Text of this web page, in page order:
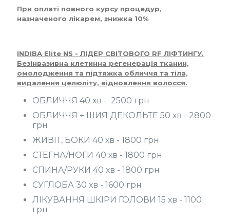
При оплаті повного курсу процедур,
назначеного лікарем, знижка 10%
INDIBA Elite NS - ЛІДЕР СВІТОВОГО RF ЛІФТИНГУ.
Безінвазивна клетинна регенерація тканин,
омолодження та підтяжка обличчя та тіла,
видалення целюліту, відновлення волосся.
ОБЛИЧЧЯ 40 хв - 2500 грн
ОБЛИЧЧЯ + ШИЯ ДЕКОЛЬТЕ 50 хв - 2800
грн
ЖИВІТ, БОКИ 40 хв - 1800 грн
СТЕГНА/НОГИ 40 хв - 1800 грн
СПИНА/РУКИ 40 хв - 1800 грн
СУГЛОБА 30 хв - 1600 грн
ЛІКУВАННЯ ШКІРИ ГОЛОВИ 15 хв - 1100
грн